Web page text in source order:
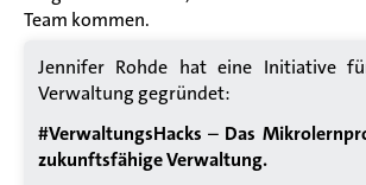
Team kommen.
Jennifer Rohde hat eine Initiative
Verwaltung gegründet:
#VerwaltungsHacks – Das Mikr
zukunftsfähige Verwaltung.